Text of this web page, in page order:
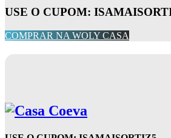
USE O CUPOM:
COMPRAR NA WOLY CASA